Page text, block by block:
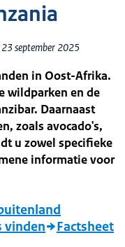
23 september 2025
in Oost-Afrika.
wildparken en de
Daarnaast
zoals avocado's,
u zowel specifieke
informatie voor
vinden
Factsheet